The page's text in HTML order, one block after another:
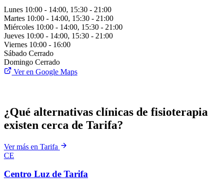
Lunes 10:00 - 14:00, 15:30 - 21:00
Martes 10:00 - 14:00, 15:30 - 21:00
Miércoles 10:00 - 14:00, 15:30 - 21:00
Jueves 10:00 - 14:00, 15:30 - 21:00
Viernes 10:00 - 16:00
Sábado Cerrado
Domingo Cerrado
Ver en Google Maps
¿Qué alternativas clínicas de fisioterapia
existen cerca de Tarifa?
Ver más en Tarifa
CE
Centro Luz de Tarifa